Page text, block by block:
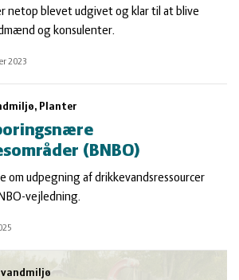
netop blevet udgivet og klar til at blive
og konsulenter.
2023
Planter
(BNBO)
om udpegning af drikkevandsressourcer
vejledning.